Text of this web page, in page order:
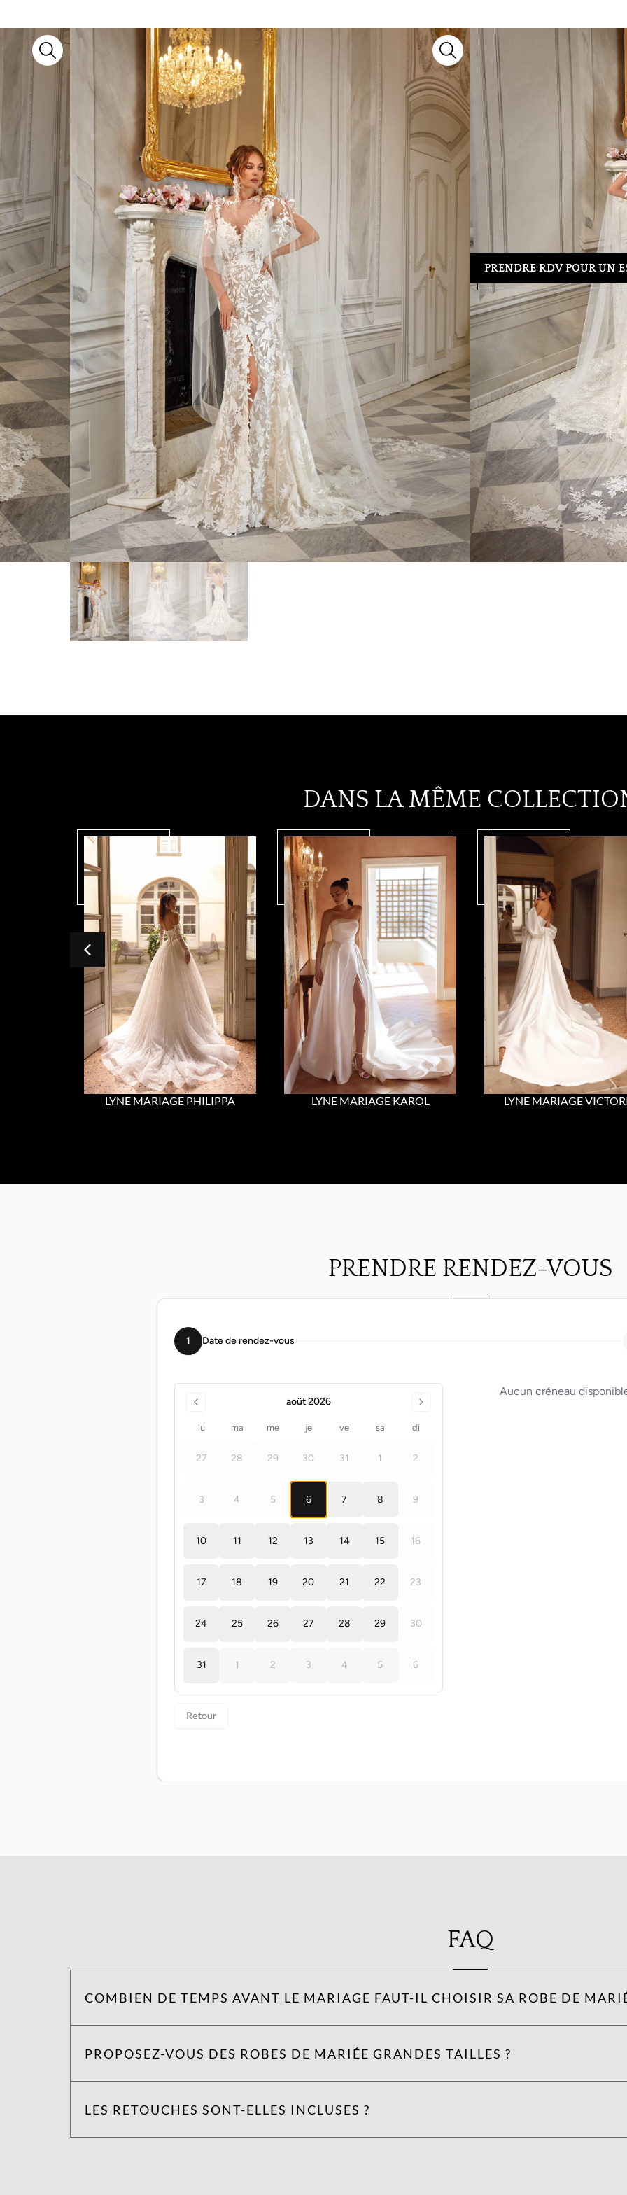
2631
Robes de mariée
Lyne Mariage
Découvrez le modèle 2631
, un
notre collection 2027, il marie
chaque silhouette.
Besoin d’un conseil ou d’un
pour organiser votre
tenue idéale.
PRENDRE RDV POUR UN
ESSAYAGE
DANS LA MÊME
LYNE MARIAGE PHILIPPA LYNE MARIAGE KAROL LYNE MARIAGE
PRENDRE RENDEZ-VOUS
FAQ
COMBIEN DE TEMPS AVANT LE MARIAGE FAUT-IL CHOISIR SA ROBE DE
PROPOSEZ-VOUS DES ROBES DE MARIÉE GRANDES TAILLES ?
LES RETOUCHES SONT-ELLES INCLUSES ?